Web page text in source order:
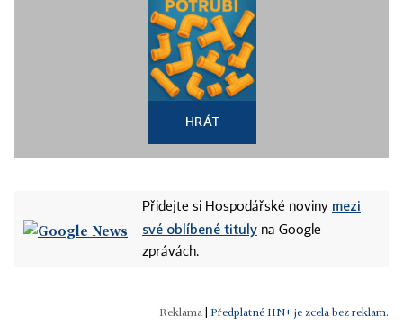
HRÁT
Přidejte si Hospodářské noviny mezi
své oblíbené tituly na Google
zprávách.
Předplatné HN+ je zcela bez reklam.